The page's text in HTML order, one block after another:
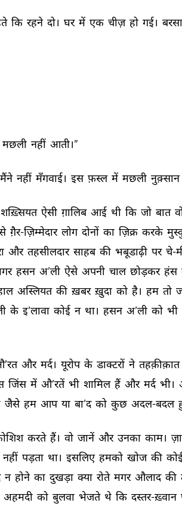
कि रहने दो। घर में एक चीज़ हो गई।
मछली नहीं आती।”
मैंने नहीं मँगवाई। इस फ़स्ल में मछली नुक़्सान
शख़्सियत ऐसी ग़ालिब आई थी कि जो बात
ग़ैर-ज़िम्मेदार लोग दोनों का ज़िक्र करके
और तहसीलदार साहब की भबूडाढ़ी पर चे-
हसन अ’ली ऐसे अपनी चाल छोड़कर हंस
अस्लियत की ख़बर ख़ुदा को है। हम तो
के इ’लावा कोई न था। हसन अ’ली को भी
और मर्द। यूरोप के डाक्टरों ने तहक़ीक़ात
जिंस में औ’रतें भी शामिल हैं और मर्द भी।
जैसे हम आप या बा’द को कुछ अदल-बदल
करते हैं। वो जानें और उनका काम।
नहीं पड़ता था। इसलिए हमको खोज की
न होने का दुखड़ा क्या रोते मगर औलाद की
अहमदी को बुलवा भेजते थे कि दस्तर-ख़्वान